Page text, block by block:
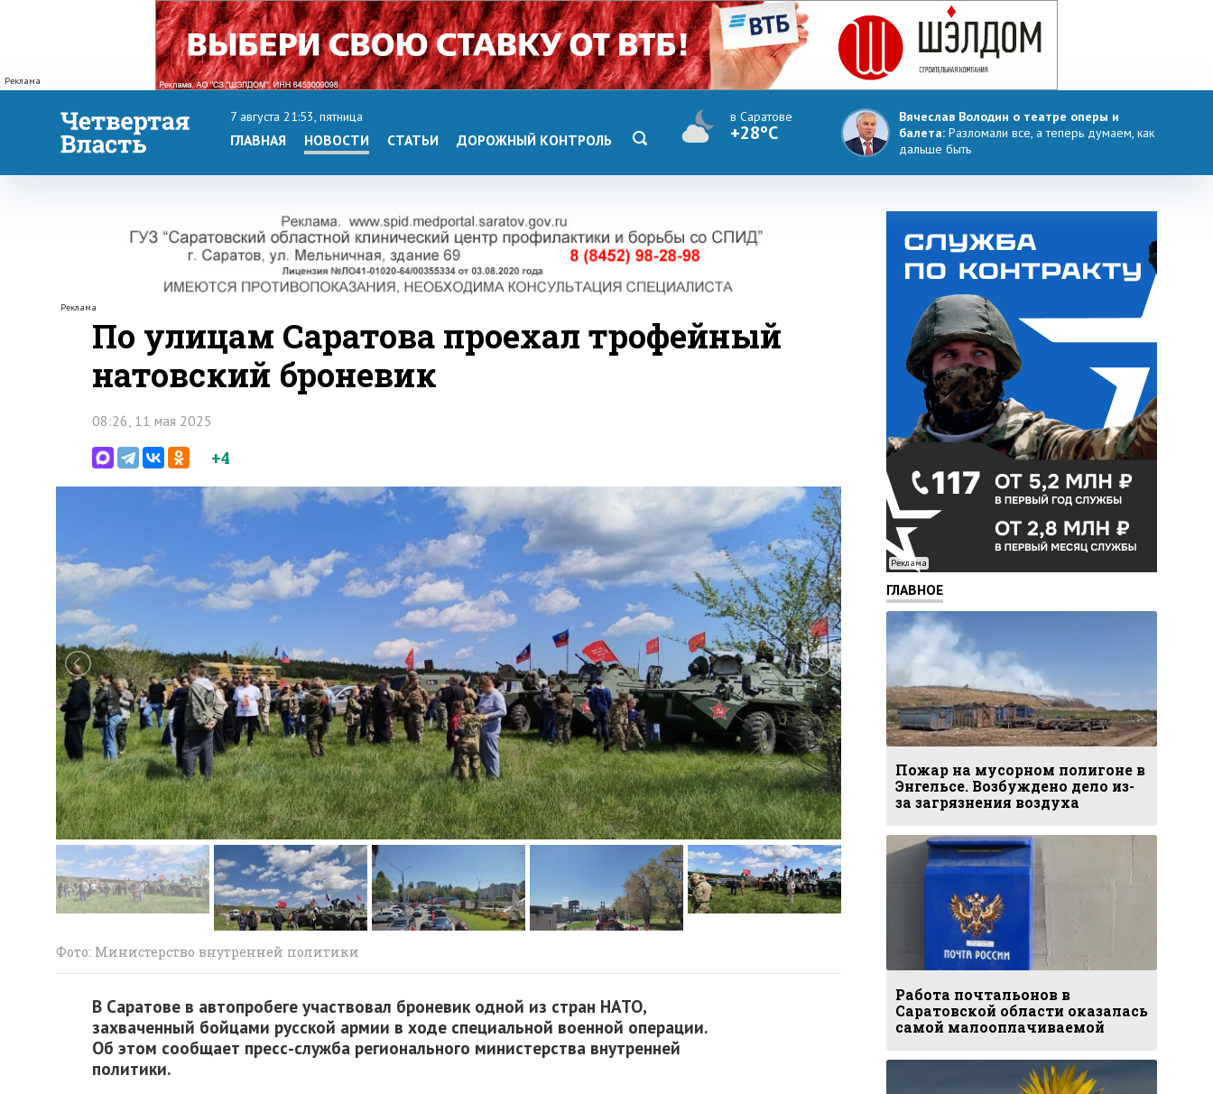
Реклама
7 августа 21:53, пятница
ГЛАВНАЯ НОВОСТИ СТАТЬИ ДОРОЖНЫЙ КОНТРОЛЬ
в Саратове
+28°C
Вячеслав Володин о театре оперы и
балета: Разломали все, а теперь думаем, как
дальше быть
Реклама
По улицам Саратова проехал трофейный
натовский броневик
08:26, 11 мая 2025
+4
Фото: Министерство внутренней политики
В Саратове в автопробеге участвовал броневик одной из стран НАТО,
захваченный бойцами русской армии в ходе специальной военной операции.
Об этом сообщает пресс-служба регионального министерства внутренней
политики.
Реклама
ГЛАВНОЕ
Пожар на мусорном полигоне в
Энгельсе. Возбуждено дело из-
за загрязнения воздуха
Работа почтальонов в
Саратовской области оказалась
самой малооплачиваемой